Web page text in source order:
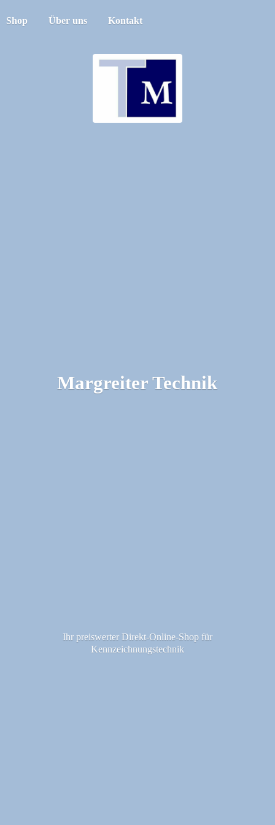
Shop Über uns Kontakt
Margreiter Technik
Ihr preiswerter Direkt-Online-Shop für
Kennzeichnungstechnik